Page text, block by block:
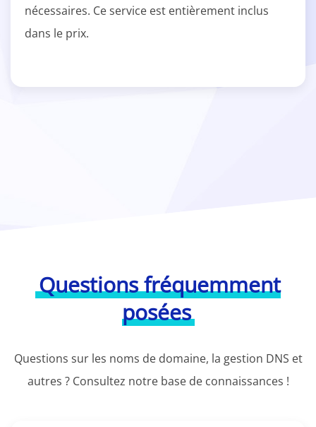
nécessaires. Ce service est entièrement inclus
dans le prix.
Questions fréquemment
posées
Questions sur les noms de domaine, la gestion DNS et
autres ? Consultez notre base de connaissances !